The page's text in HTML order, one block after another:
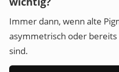
Immer dann, wenn alte
asymmetrisch oder
sind.